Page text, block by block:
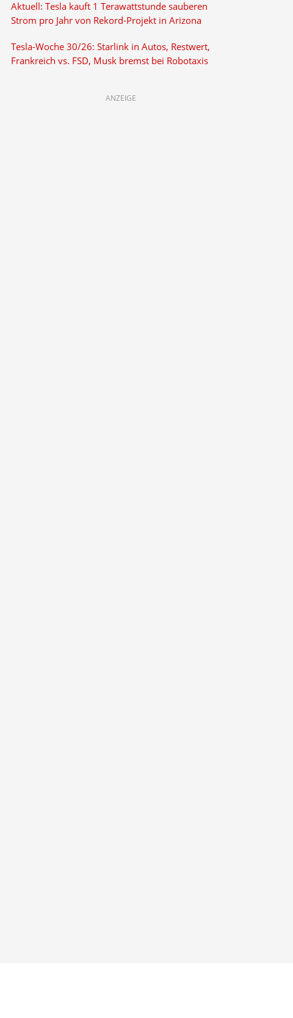
Aktuell: Tesla kauft 1 Terawattstunde sauberen
Strom pro Jahr von Rekord-Projekt in Arizona
Tesla-Woche 30/26: Starlink in Autos, Restwert,
Frankreich vs. FSD, Musk bremst bei Robotaxis
ANZEIGE